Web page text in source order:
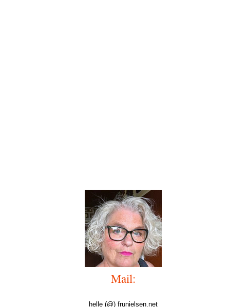
Mail:
helle (@) frunielsen.net